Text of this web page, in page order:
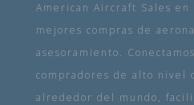
American Aircraft Sales en
mejores compras de
asesoramiento.
compradores de alto nivel
alrededor del mundo,